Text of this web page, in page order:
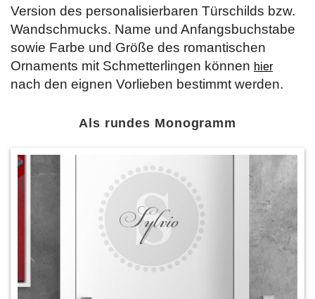
Version des personalisierbaren Türschilds bzw.
Wandschmucks. Name und Anfangsbuchstabe
sowie Farbe und Größe des romantischen
Ornaments mit Schmetterlingen können hier
nach den eignen Vorlieben bestimmt werden.
Als rundes Monogramm